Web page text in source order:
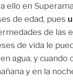
ello en
de edad, pues
de las
de vida le
agua, y
y en la